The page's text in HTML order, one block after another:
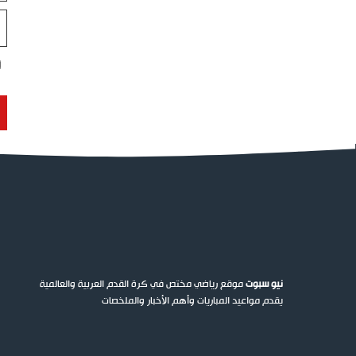
نيو سبوتموقع رياضي مختص في كرة القدم العربية والعالمية
يقدم مواعيد المباريات وأهم الأخبار والملخصات